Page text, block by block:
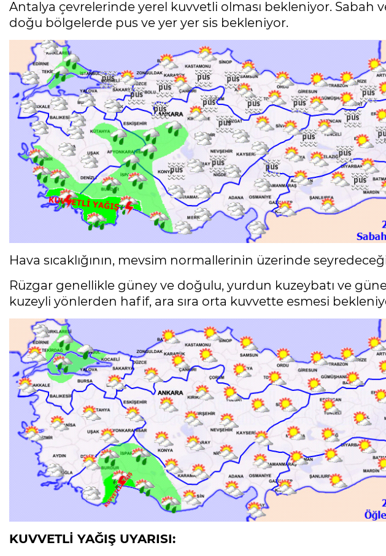
Antalya çevrelerinde yerel kuvvetli olması bekleniyor. Sabah
doğu bölgelerde pus ve yer yer sis bekleniyor.
Hava sıcaklığının, mevsim normallerinin üzerinde
Rüzgar genellikle güney ve doğulu, yurdun kuzeybatı ve
kuzeyli yönlerden hafif, ara sıra orta kuvvette esmesi
KUVVETLİ YAĞIŞ UYARISI: